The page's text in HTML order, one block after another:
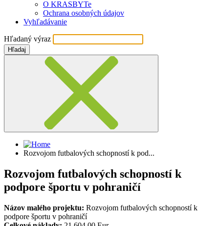
O KRASBYTe
Ochrana osobných údajov
Vyhľadávanie
Hľadaný výraz
Hľadaj
Rozvojom futbalových schopností k pod...
Rozvojom futbalových schopností k
podpore športu v pohraničí
Názov malého projektu: Rozvojom futbalových schopností k
podpore športu v pohraničí